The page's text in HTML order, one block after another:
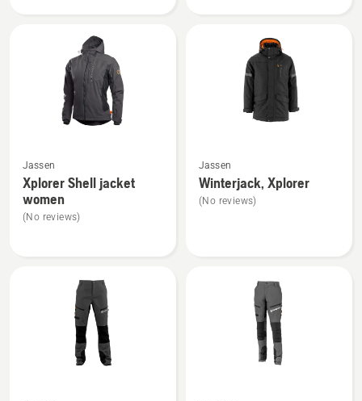
meer
details
over
Xplorer
Jassen
Xplorer Shell jacket
women
(No reviews)
meer
details
over
Jassen
Winterjack, Xplorer
(No reviews)